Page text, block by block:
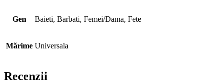
Gen Baieti, Barbati, Femei/Dama, Fete
Mărime Universala
Recenzii